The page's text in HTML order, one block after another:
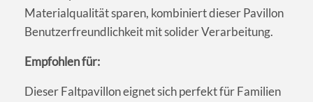
Materialqualität sparen, kombiniert dieser Pavillon
Benutzerfreundlichkeit mit solider Verarbeitung.
Empfohlen für:
Dieser Faltpavillon eignet sich perfekt für Familien